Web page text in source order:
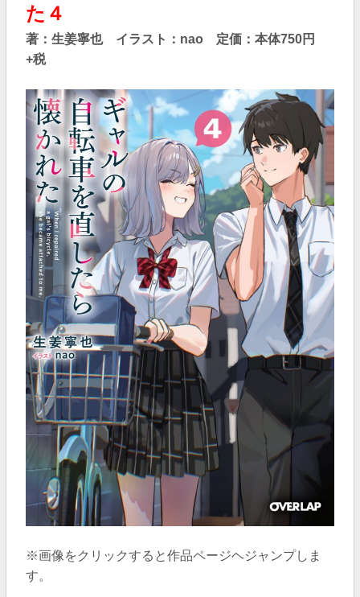
た４
著：生姜寧也 イラスト：nao 定価：本体750円
+税
※画像をクリックすると作品ページヘジャンプしま
す。